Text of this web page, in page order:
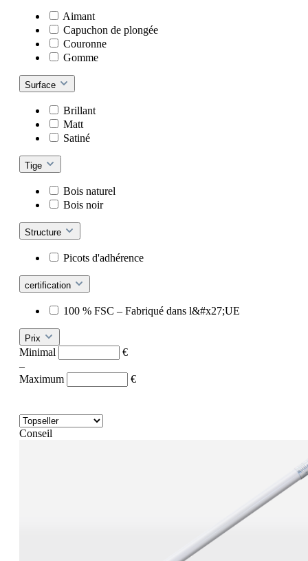
Aimant
Capuchon de plongée
Couronne
Gomme
Surface
Brillant
Matt
Satiné
Tige
Bois naturel
Bois noir
Structure
Picots d'adhérence
certification
100 % FSC – Fabriqué dans l&#x27;UE
Prix
Minimal
€
–
Maximum
€
Conseil